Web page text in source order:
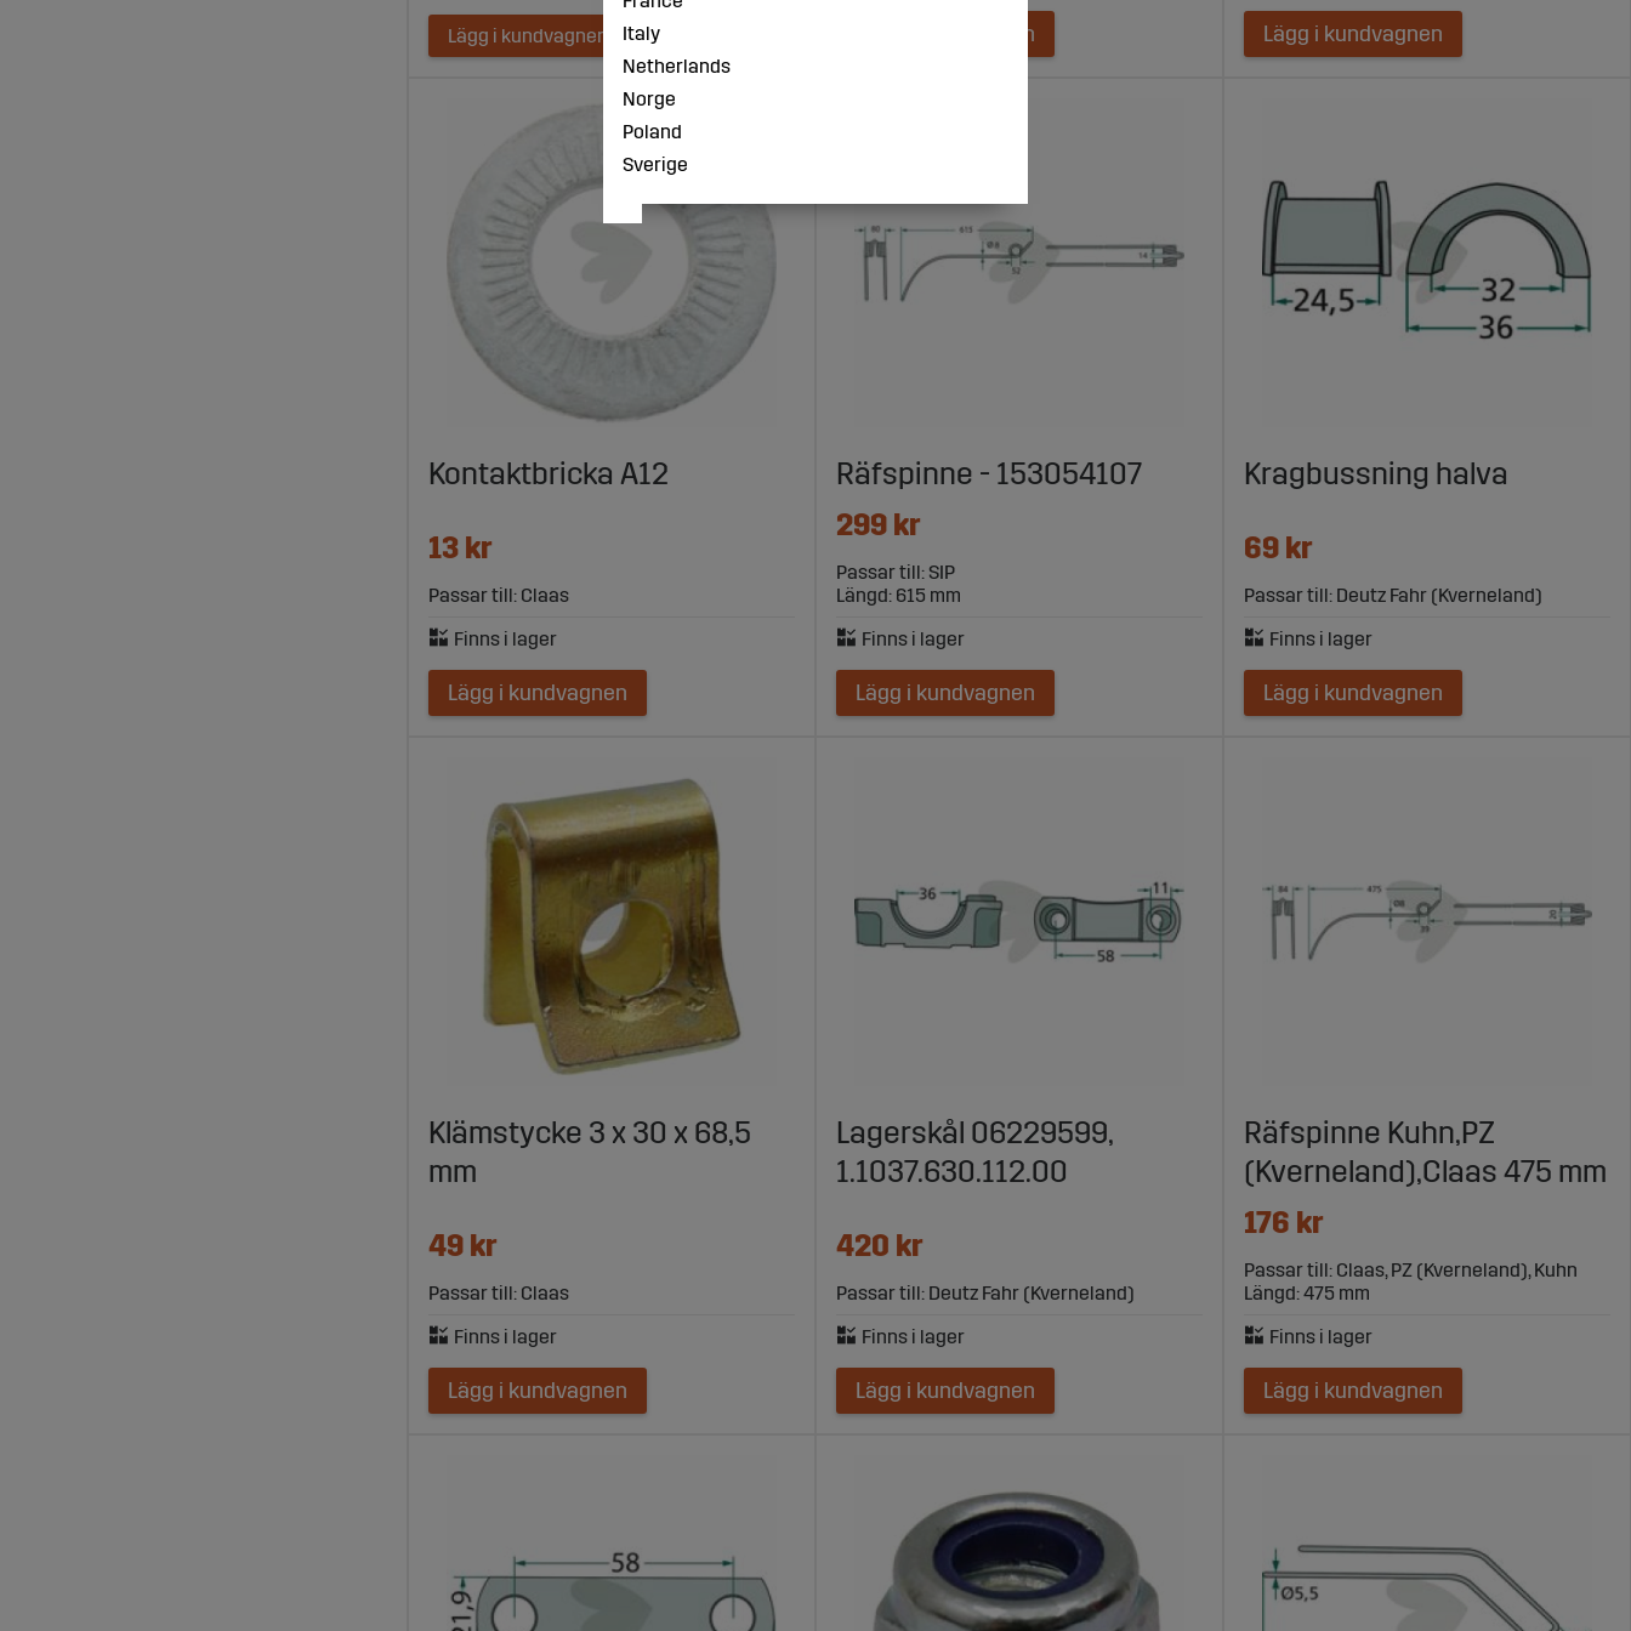
Lägg i kundvagnen Lägg i kundvagnen Lägg i kundvagnen
Kontaktbricka A12
13 kr
Passar till: Claas
Lägg i kundvagnen
Räfspinne - 153054107
299 kr
Passar till: SIP
Längd: 615 mm
Lägg i kundvagnen
Kragbussning halva
69 kr
Passar till: Deutz Fahr (Kverneland)
Lägg i kundvagnen
Klämstycke 3 x 30 x 68,5
mm
49 kr
Passar till: Claas
Lägg i kundvagnen
Lagerskål 06229599,
1.1037.630.112.00
420 kr
Passar till: Deutz Fahr (Kverneland)
Lägg i kundvagnen
Räfspinne Kuhn,PZ
(Kverneland),Claas 475 mm
176 kr
Passar till: Claas, PZ (Kverneland), Kuhn
Längd: 475 mm
Lägg i kundvagnen
Italy
Netherlands
Norge
Poland
Sverige